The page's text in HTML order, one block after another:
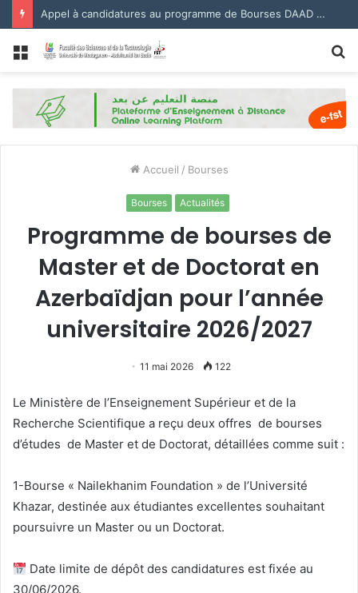
Appel à candidatures au programme de Bourses DAAD 2027.
Menu
Accueil / Bourses
Bourses Actualités
Programme de bourses de
Master et de Doctorat en
Azerbaïdjan pour l’année
universitaire 2026/2027
11 mai 2026 122
Le Ministère de l’Enseignement Supérieur et de la
Recherche Scientifique a reçu deux offres de bourses
d’études de Master et de Doctorat, détaillées comme suit :
1-Bourse « Nailekhanim Foundation » de l’Université
Khazar, destinée aux étudiantes excellentes souhaitant
poursuivre un Master ou un Doctorat.
Date limite de dépôt des candidatures est fixée au
30/06/2026.